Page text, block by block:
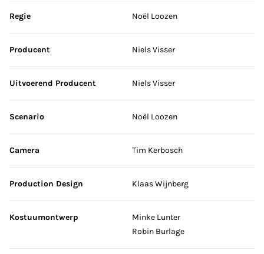
Sla credits over
Regie Noël Loozen
Producent Niels Visser
Uitvoerend Producent Niels Visser
Scenario Noël Loozen
Camera Tim Kerbosch
Production Design Klaas Wijnberg
Kostuumontwerp
Minke Lunter
Robin Burlage